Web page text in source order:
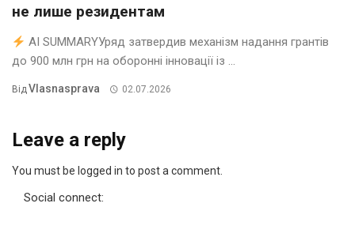
не лише резидентам
AI SUMMARYУряд затвердив механізм надання грантів
до 900 млн грн на оборонні інновації із ...
ВідVlasnasprava 02.07.2026
Leave a reply
You must be logged in to post a comment.
Social connect: